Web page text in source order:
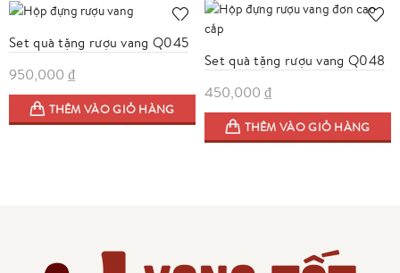
Set quà tặng rượu vang Q045
950,000 ₫
THÊM VÀO GIỎ HÀNG
Set quà tặng rượu vang Q048
450,000 ₫
THÊM VÀO GIỎ HÀNG